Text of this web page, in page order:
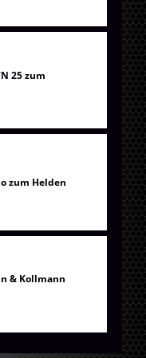
25 zum
zum Helden
& Kollmann